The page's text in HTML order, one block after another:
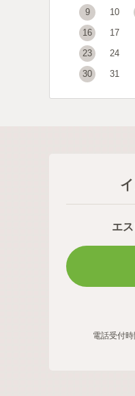
9
10
16
17
23
24
30
31
エ
電話受付